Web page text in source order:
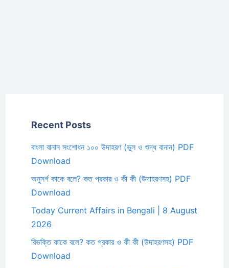
Recent Posts
বাংলা বানান সংশোধন ১০০ উদাহরণ (ভুল ও শুদ্ধ বানান) PDF
Download
অনুসর্গ কাকে বলে? কত প্রকার ও কী কী (উদাহরণসহ) PDF
Download
Today Current Affairs in Bengali | 8 August
2026
বিভক্তি কাকে বলে? কত প্রকার ও কী কী (উদাহরণসহ) PDF
Download